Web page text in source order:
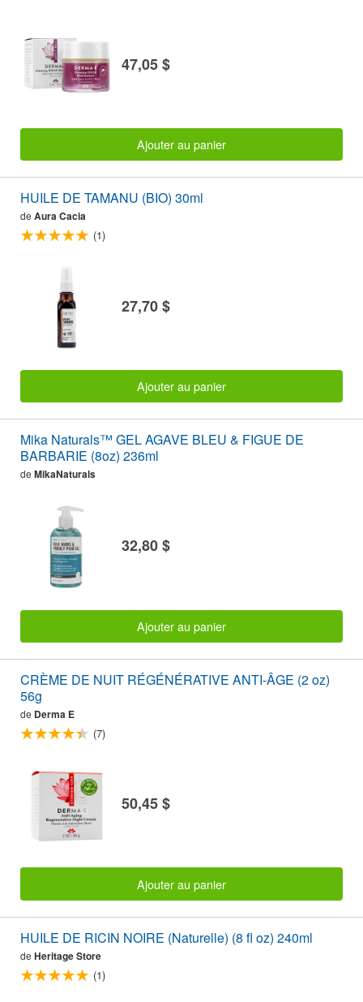
47,05 $
Ajouter au panier
HUILE DE TAMANU (BIO) 30ml
de Aura Cacia
(1)
27,70 $
Ajouter au panier
Mika Naturals™ GEL AGAVE BLEU & FIGUE DE
BARBARIE (8oz) 236ml
de MikaNaturals
32,80 $
Ajouter au panier
CRÈME DE NUIT RÉGÉNÉRATIVE ANTI-ÂGE (2 oz)
56g
de Derma E
(7)
50,45 $
Ajouter au panier
HUILE DE RICIN NOIRE (Naturelle) (8 fl oz) 240ml
de Heritage Store
(1)